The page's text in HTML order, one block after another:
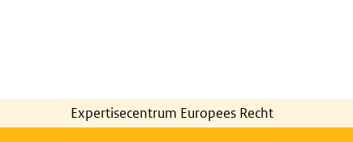
Expertisecentrum Europees Recht